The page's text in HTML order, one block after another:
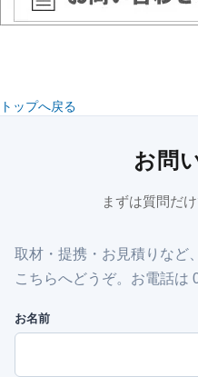
トップへ戻る
お問
まずは質問だ
取材・提携・お見積りなど
こちらへどうぞ。お電話は
お名前